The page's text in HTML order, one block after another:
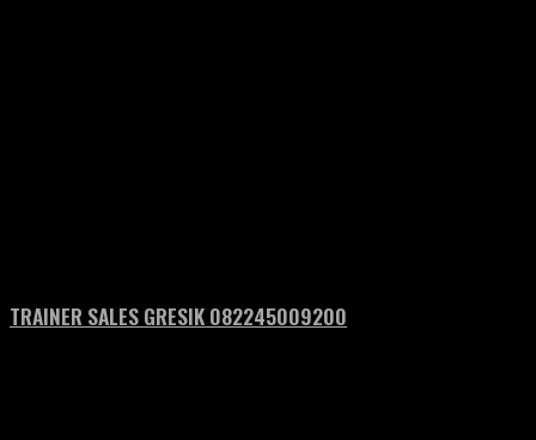
TRAINER SALES GRESIK 082245009200